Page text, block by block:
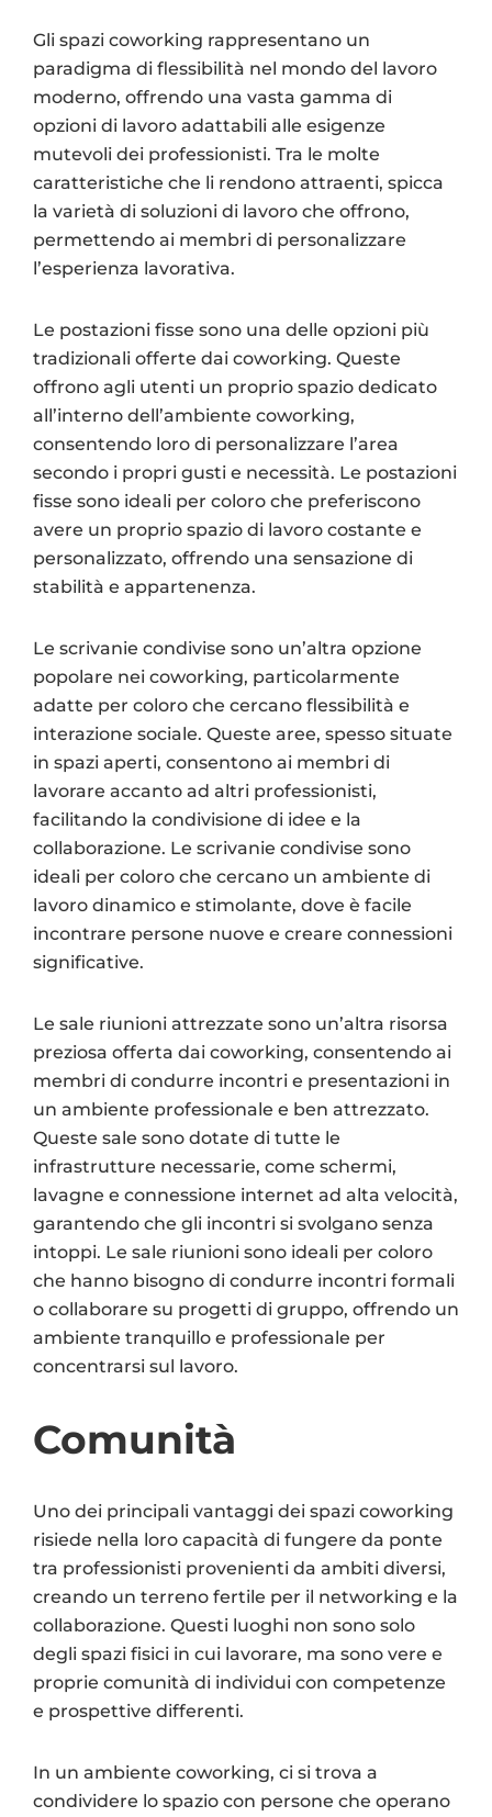
Gli spazi coworking rappresentano un
paradigma di flessibilità nel mondo del lavoro
moderno, offrendo una vasta gamma di
opzioni di lavoro adattabili alle esigenze
mutevoli dei professionisti. Tra le molte
caratteristiche che li rendono attraenti, spicca
la varietà di soluzioni di lavoro che offrono,
permettendo ai membri di personalizzare
l’esperienza lavorativa.
Le postazioni fisse sono una delle opzioni più
tradizionali offerte dai coworking. Queste
offrono agli utenti un proprio spazio dedicato
all’interno dell’ambiente coworking,
consentendo loro di personalizzare l’area
secondo i propri gusti e necessità. Le postazioni
fisse sono ideali per coloro che preferiscono
avere un proprio spazio di lavoro costante e
personalizzato, offrendo una sensazione di
stabilità e appartenenza.
Le scrivanie condivise sono un’altra opzione
popolare nei coworking, particolarmente
adatte per coloro che cercano flessibilità e
interazione sociale. Queste aree, spesso situate
in spazi aperti, consentono ai membri di
lavorare accanto ad altri professionisti,
facilitando la condivisione di idee e la
collaborazione. Le scrivanie condivise sono
ideali per coloro che cercano un ambiente di
lavoro dinamico e stimolante, dove è facile
incontrare persone nuove e creare connessioni
significative.
Le sale riunioni attrezzate sono un’altra risorsa
preziosa offerta dai coworking, consentendo ai
membri di condurre incontri e presentazioni in
un ambiente professionale e ben attrezzato.
Queste sale sono dotate di tutte le
infrastrutture necessarie, come schermi,
lavagne e connessione internet ad alta velocità,
garantendo che gli incontri si svolgano senza
intoppi. Le sale riunioni sono ideali per coloro
che hanno bisogno di condurre incontri formali
o collaborare su progetti di gruppo, offrendo un
ambiente tranquillo e professionale per
concentrarsi sul lavoro.
Comunità
Uno dei principali vantaggi dei spazi coworking
risiede nella loro capacità di fungere da ponte
tra professionisti provenienti da ambiti diversi,
creando un terreno fertile per il networking e la
collaborazione. Questi luoghi non sono solo
degli spazi fisici in cui lavorare, ma sono vere e
proprie comunità di individui con competenze
e prospettive differenti.
In un ambiente coworking, ci si trova a
condividere lo spazio con persone che operano